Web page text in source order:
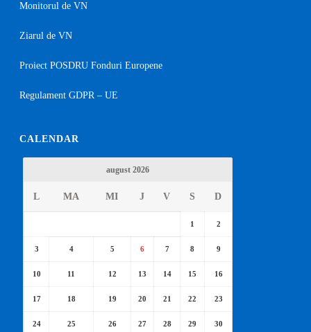
Monitorul de VN
Ziarul de VN
Proiect POSDRU Fonduri Europene
Regulament GDPR – UE
CALENDAR
august 2026
L MA MI J V S D
1 2
3 4 5 6 7 8 9
10 11 12 13 14 15 16
17 18 19 20 21 22 23
24 25 26 27 28 29 30